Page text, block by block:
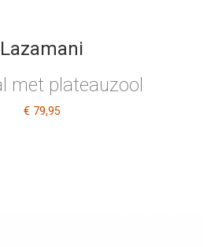
Lazamani
met plateauzool
€ 79,95